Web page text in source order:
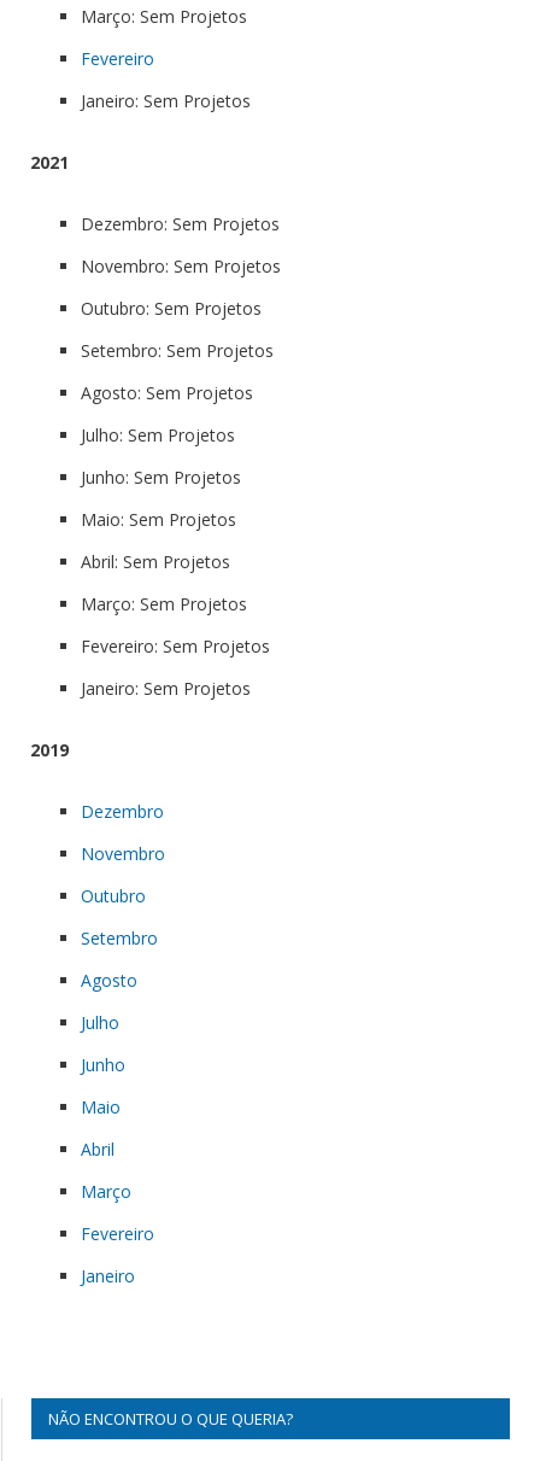
Março: Sem Projetos
Fevereiro
Janeiro: Sem Projetos
2021
Dezembro: Sem Projetos
Novembro: Sem Projetos
Outubro: Sem Projetos
Setembro: Sem Projetos
Agosto: Sem Projetos
Julho: Sem Projetos
Junho: Sem Projetos
Maio: Sem Projetos
Abril: Sem Projetos
Março: Sem Projetos
Fevereiro: Sem Projetos
Janeiro: Sem Projetos
2019
Dezembro
Novembro
Outubro
Setembro
Agosto
Julho
Junho
Maio
Abril
Março
Fevereiro
Janeiro
NÃO ENCONTROU O QUE QUERIA?